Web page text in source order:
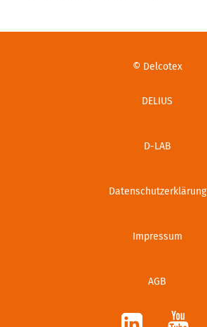
© Delcotex
DELIUS
D-LAB
Datenschutzerklärung
Impressum
AGB